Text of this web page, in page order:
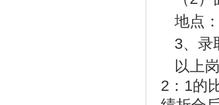
地点
3、录
以上
2：1的